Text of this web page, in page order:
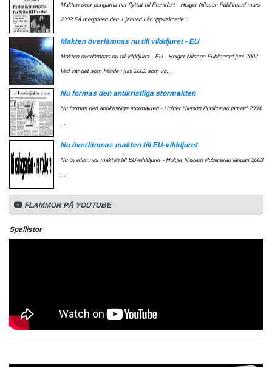
Makten över pengarna har flyttat till Frankfurt - Holger Nilsson Publicerad mars
2002 På morgonen den 1 januari i år uppvaknade...
Makten överlämnas nu till vilddjuret - EU
Makten överlämnas nu till vilddjuret - EU - Holger Nilsson Publicerad juni 2002
Vad var det som hände i juni 2002 som va...
Nu formas den antikristliga stormakten
Nu formas den antikristliga stormakten - Holger Nilsson Publicerad januari 2004
Nu överlämnas makten till EU-vilddjuret
Nu överlämnas makten till EU-vilddjuret - Holger Nilsson Publicerad januari 2003
FLAMMOR PÅ YOUTUBE
Spellistor